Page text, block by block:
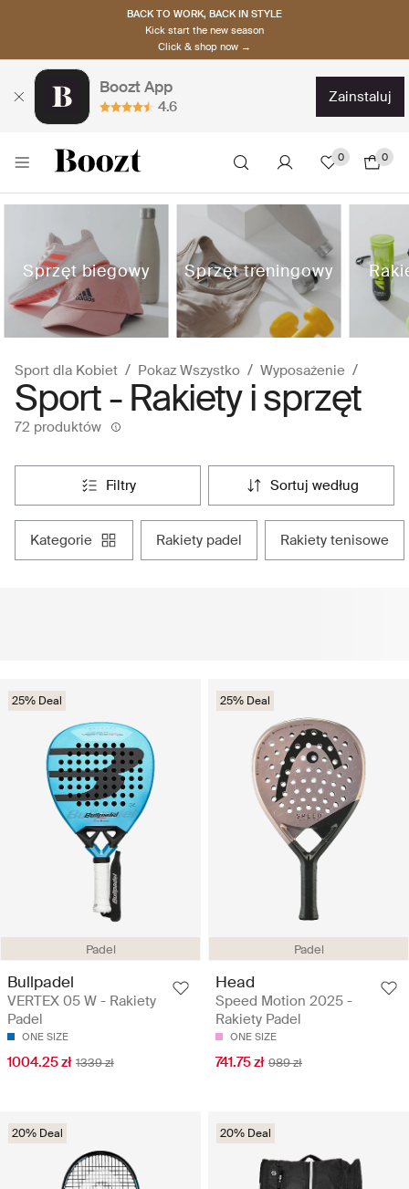
BACK TO WORK, BACK IN STYLE
Kick start the new season
Click & shop now →
Boozt App
4.6
zainstaluj
0 0
Sprzęt biegowy Sprzęt treningowy
Sport dla Kobiet Pokaz Wszystko Wyposażenie
Sport - Rakiety i sprzęt
72 produktów
filtry sortuj według
kategorie rakiety padel rakiety tenisowe
Padel
25% Deal
Bullpadel
VERTEX 05 W - Rakiety
Padel
ONE SIZE
1004.25 zł 1339 zł
Padel
25% Deal
Head
Speed Motion 2025 -
Rakiety Padel
ONE SIZE
741.75 zł 989 zł
20% Deal 20% Deal